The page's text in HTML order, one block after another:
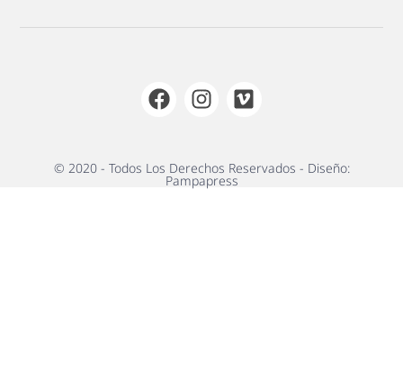
© 2020 - Todos Los Derechos Reservados - Diseño:
Pampapress